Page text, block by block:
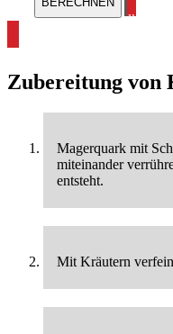
alle
Zubereitung von
Magerquark mit
miteinander
entsteht.
Mit Kräutern